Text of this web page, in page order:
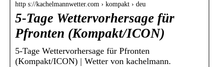
http s://kachelmannwetter.com › kompakt › deu
5-Tage Wettervorhersage für
Pfronten (Kompakt/ICON)
5-Tage Wettervorhersage für Pfronten
(Kompakt/ICON) | Wetter von kachelmann.